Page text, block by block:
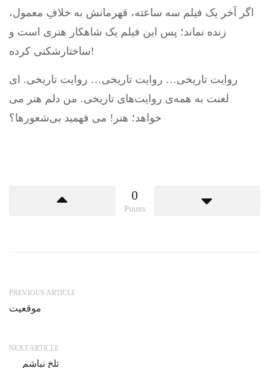
اگر آخر یک فیلم سه ساعته، قهرمانش به خلافِ معمول،
زنده نماند؛ پس این فیلم یک شاهکار هنری است و
ساختارشکنی کرده!
روایت تاریخی… روایت تاریخی… روایت تاریخی. ای
لعنت به همه‌ی روایت‌های تاریخی. من دلم هنر می
خواهد؛ هنر! می فهمید بی‌شعورها؟
0
Points
PREVIOUS ARTICLE
موقعیت
NEXT ARTICLE
تلخ نباشم